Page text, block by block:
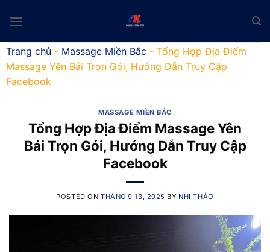
Trang chủ - Massage Miền Bắc - Tổng Hợp Địa Điểm
Massage Yên Bái Trọn Gói, Hướng Dẫn Truy Cập
Facebook
MASSAGE MIỀN BẮC
Tổng Hợp Địa Điểm Massage Yên
Bái Trọn Gói, Hướng Dẫn Truy Cập
Facebook
POSTED ON THÁNG 9 13, 2025 BY NHI THẢO